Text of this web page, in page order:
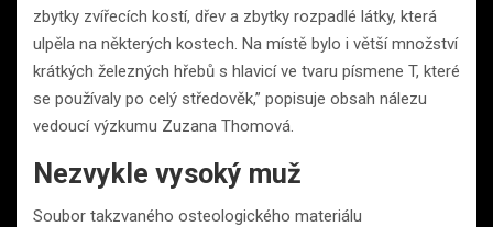
zbytky zvířecích kostí, dřev a zbytky rozpadlé látky, která
ulpěla na některých kostech. Na místě bylo i větší množství
krátkých železných hřebů s hlavicí ve tvaru písmene T, které
se používaly po celý středověk,” popisuje obsah nálezu
vedoucí výzkumu Zuzana Thomová.
Nezvykle vysoký muž
Soubor takzvaného osteologického materiálu